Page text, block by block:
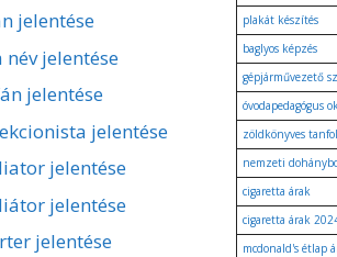
jelentése
név jelentése
jelentése
jelentése
jelentése
jelentése
jelentése
plakát készítés
baglyos képzés
gépjárművezető
óvodapedagógus
zöldkönyves
nemzeti
cigaretta árak
cigaretta árak
mcdonald's étlap